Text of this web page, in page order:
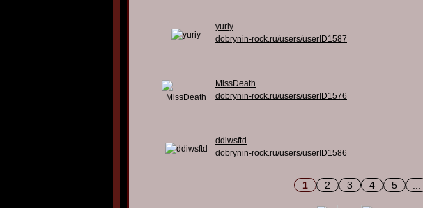
yuriy
dobrynin-rock.ru/users/userID1587
MissDeath
dobrynin-rock.ru/users/userID1576
ddiwsftd
dobrynin-rock.ru/users/userID1586
1 2 3 4 5